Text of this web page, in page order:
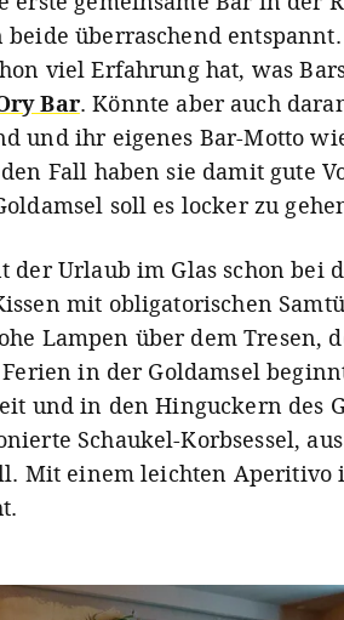
überraschend
viel Erfahrung hat, was
Bar. Könnte aber auch
und ihr eigenes Bar-Motto
Fall haben sie damit gute
soll es locker zu
der Urlaub im Glas schon bei
mit obligatorischen
Lampen über dem Tresen,
in der Goldamsel
und in den Hinguckern des
Schaukel-Korbsessel,
Mit einem leichten Aperitivo